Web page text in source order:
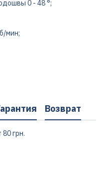
0 - 48 °;
мин;
Возврат
грн.